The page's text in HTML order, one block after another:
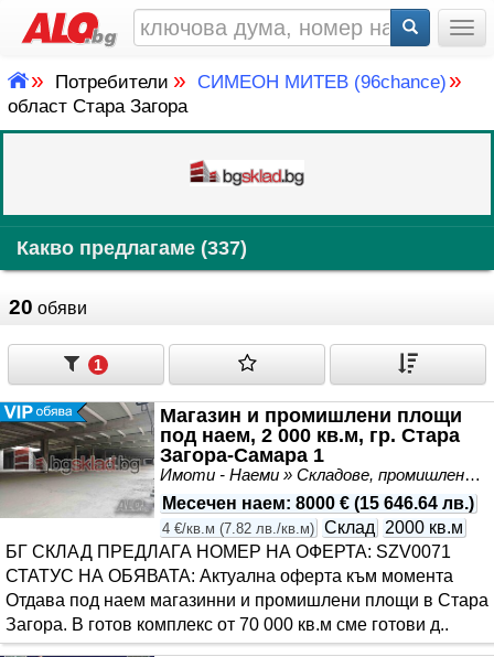
» Потребители» СИМЕОН МИТЕВ (96chance) »
област Стара Загора
Какво предлагаме (337)
20 обяви
1
Магазин и промишлени площи
под наем, 2 000 кв.м, гр. Стара
Загора-Самара 1
Имоти - Наеми » Складове, промишлени и стопански имоти под наем
Месечен наем: 8000 € (15 646.64 лв.)
4 €/кв.м (7.82 лв./кв.м) Склад
2000 кв.м
БГ СКЛАД ПРЕДЛАГА НОМЕР НА ОФЕРТА: SZV0071
СТАТУС НА ОБЯВАТА: Актуална оферта към момента
Отдава под наем магазинни и промишлени площи в Стара
Загора. В готов комплекс от 70 000 кв.м сме готови д..